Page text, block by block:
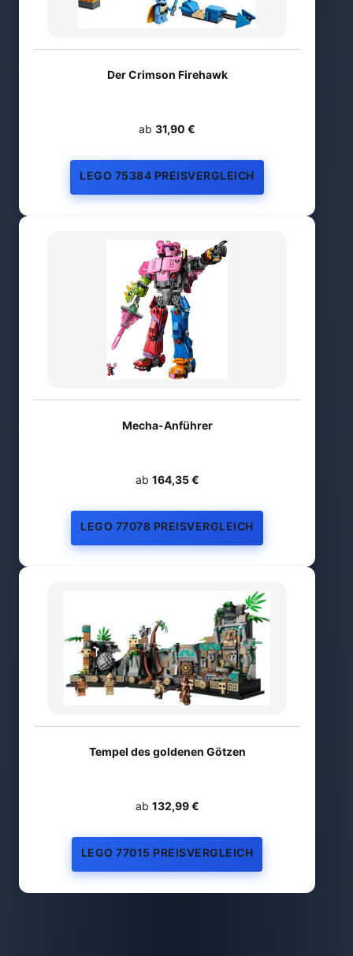
Der Crimson Firehawk
ab 31,90 €
LEGO 75384 PREISVERGLEICH
Mecha-Anführer
ab 164,35 €
LEGO 77078 PREISVERGLEICH
Tempel des goldenen Götzen
ab 132,99 €
LEGO 77015 PREISVERGLEICH